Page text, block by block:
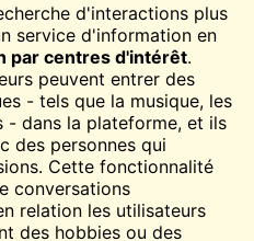
d'interactions plus
service d'information en
par centres d'intérêt.
peuvent entrer des
- tels que la musique, les
- dans la plateforme, et ils
des personnes qui
Cette fonctionnalité
conversations
relation les utilisateurs
des hobbies ou des